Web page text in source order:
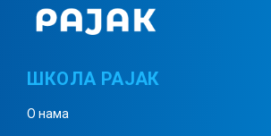
ШКОЛА РАЈАК
О нама